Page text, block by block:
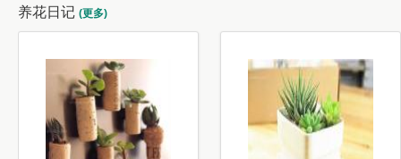
养花日记 (更多)